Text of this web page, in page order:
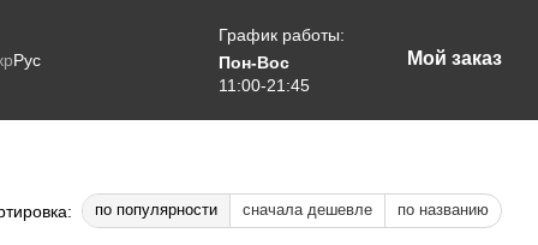
Рус
График работы:
Пон-Вос
11:00-21:45
Мой заказ
по популярности сначала дешевле по названию